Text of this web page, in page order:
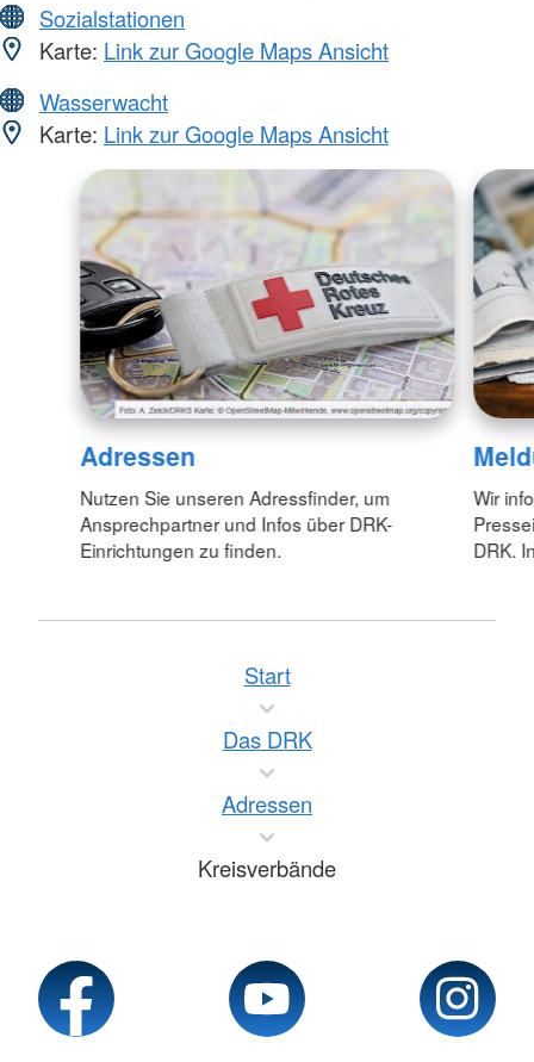
Sozialstationen
Karte: Link zur Google Maps Ansicht
Wasserwacht
Karte: Link zur Google Maps Ansicht
Adressen
Nutzen Sie unseren Adressfinder, um
Ansprechpartner und Infos über DRK-
Einrichtungen zu finden.
Wir
DRK.
Start
Das DRK
Adressen
Kreisverbände